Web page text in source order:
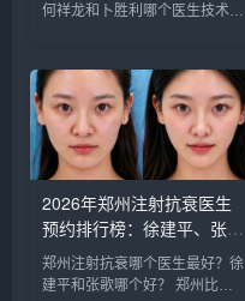
何祥龙和卜胜利哪个医生技术比
何祥龙、卜胜利、关迪剑、邵
妍、夏红福、毕小丽，尤其何医
生和卜医生咨询和预约的最多，
据顾客...
2026年郑州注射抗衰医生
预约排行榜：徐建平、张
歌、赵永华、张婉霞、王妍
芝、唐喜、李娟、朱怡梦哪
郑州注射抗衰哪个医生最好？徐
建平和张歌哪个好？ 郑州比较